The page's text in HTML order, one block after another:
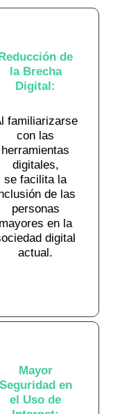
de
la Brecha
Digital:
familiarizarse
con las
herramientas
digitales,
se facilita la
de las
personas
mayores en la
digital
actual.
Mayor
Seguridad en
el Uso de